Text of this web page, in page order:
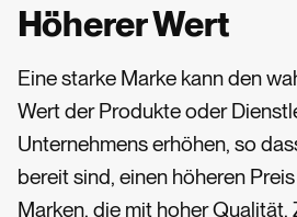
Höherer Wert
Eine starke Marke kann den
Wert der Produkte oder
Unternehmens erhöhen, so
bereit sind, einen höheren
Marken, die mit hoher